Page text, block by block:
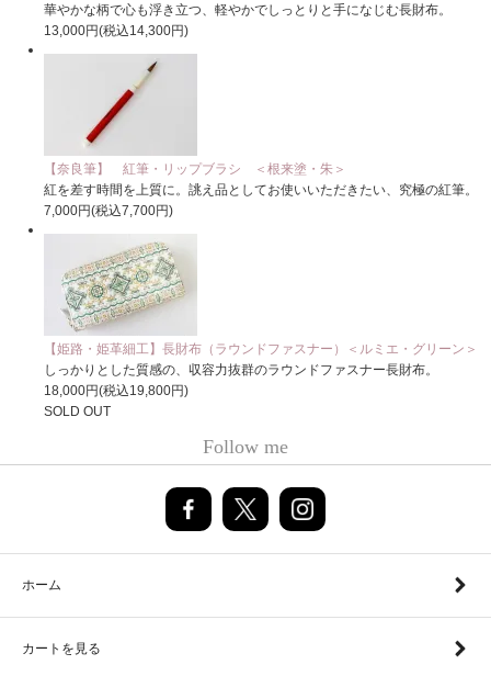
華やかな柄で心も浮き立つ、軽やかでしっとりと手になじむ長財布。
13,000円(税込14,300円)
【奈良筆】 紅筆・リップブラシ ＜根来塗・朱＞
紅を差す時間を上質に。誂え品としてお使いいただきたい、究極の紅筆。
7,000円(税込7,700円)
【姫路・姫革細工】長財布（ラウンドファスナー）＜ルミエ・グリーン＞
しっかりとした質感の、収容力抜群のラウンドファスナー長財布。
18,000円(税込19,800円)
SOLD OUT
Follow me
ホーム
カートを見る